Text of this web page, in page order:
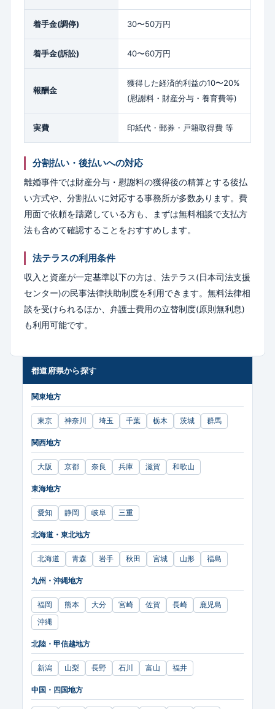
着手金(調停) 30〜50万円
着手金(訴訟) 40〜60万円
報酬金
獲得した経済的利益の10〜20%
(慰謝料・財産分与・養育費等)
実費 印紙代・郵券・戸籍取得費 等
分割払い・後払いへの対応
離婚事件では財産分与・慰謝料の獲得後の精算とする後払
い方式や、分割払いに対応する事務所が多数あります。費
用面で依頼を躊躇している方も、まずは無料相談で支払方
法も含めて確認することをおすすめします。
法テラスの利用条件
収入と資産が一定基準以下の方は、法テラス(日本司法支援
センター)の民事法律扶助制度を利用できます。無料法律相
談を受けられるほか、弁護士費用の立替制度(原則無利息)
も利用可能です。
都道府県から探す
関東地方
東京 神奈川 埼玉 千葉 栃木 茨城 群馬
関西地方
大阪 京都 奈良 兵庫 滋賀 和歌山
東海地方
愛知 静岡 岐阜 三重
北海道・東北地方
北海道 青森 岩手 秋田 宮城 山形 福島
九州・沖縄地方
福岡 熊本 大分 宮崎 佐賀 長崎
鹿児島
沖縄
北陸・甲信越地方
新潟 山梨 長野 石川 富山 福井
中国・四国地方